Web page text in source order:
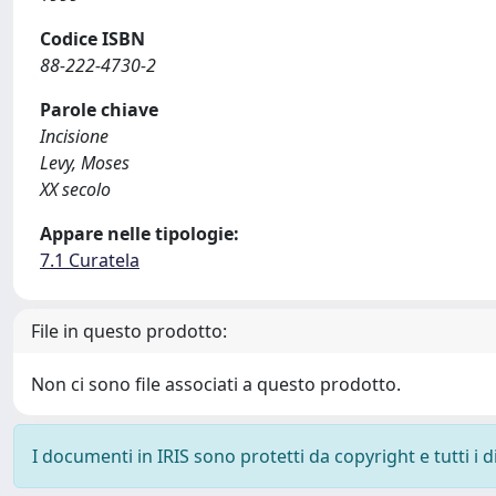
Codice ISBN
88-222-4730-2
Parole chiave
Incisione
Levy, Moses
XX secolo
Appare nelle tipologie:
7.1 Curatela
File in questo prodotto:
Non ci sono file associati a questo prodotto.
I documenti in IRIS sono protetti da copyright e tutti i